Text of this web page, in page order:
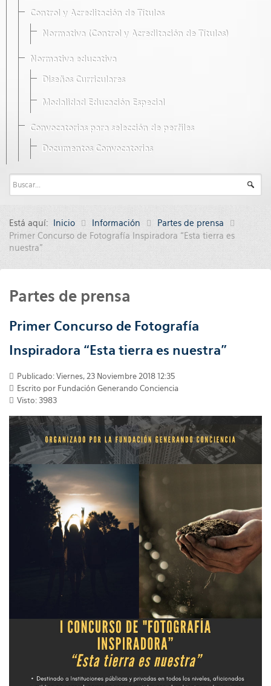
Control y Acreditación de Títulos
Normativa (Control y Acreditación de Títulos)
Normativa educativa
Diseños Curriculares
Modalidad Educación Especial
Convocatorias para selección de perfiles
Documentos Convocatorias
Está aquí: Inicio Información
Partes de prensa
Primer Concurso de Fotografía Inspiradora “Esta tierra es
nuestra”
Partes de prensa
Primer Concurso de Fotografía
Inspiradora “Esta tierra es nuestra”
Publicado: Viernes, 23 Noviembre 2018 12:35
Escrito por Fundación Generando Conciencia
Visto: 3983